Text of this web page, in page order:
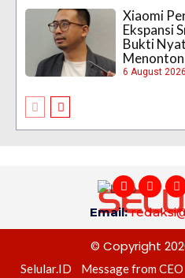
Xiaomi
Ekspansi
Bukti
6 August
Email:
© Copyright
Selular.ID Message from CEO